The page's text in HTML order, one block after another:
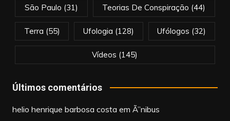
São Paulo (31) Teorias De Conspiração (44)
Terra (55) Ufologia (128) Ufólogos (32)
Vídeos (145)
Últimos comentários
helio henrique barbosa costa em Ã”nibus